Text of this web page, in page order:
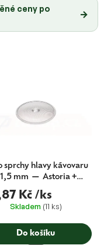
ceny po
→
sprchy hlavy kávovaru
mm — Astoria +
(CMA originál)
Kč /ks
Skladem (11 ks)
Do košíku